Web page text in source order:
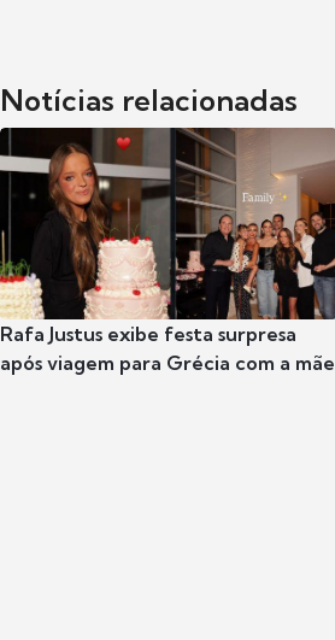
Notícias relacionadas
Rafa Justus exibe festa surpresa
após viagem para Grécia com a mãe